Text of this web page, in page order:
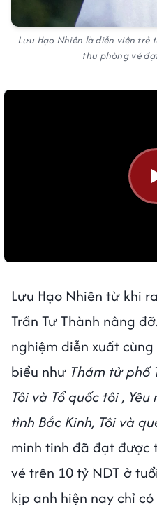
Lưu Hạo Nhiên là diễn viên
thu phòng vé
Lưu Hạo Nhiên từ khi
Trần Tư Thành nâng
nghiệm diễn xuất
biểu như Thám tử phố
Tôi và Tổ quốc tôi ,
tình Bắc Kinh, Tôi và
minh tinh đã đạt được
vé trên 10 tỷ NDT ở
kịp anh hiện nay chỉ